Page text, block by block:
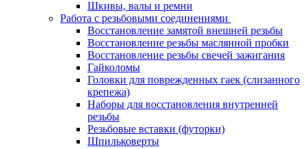
Шкивы, валы и ремни
Работа с резьбовыми соединениями
Восстановление замятой внешней резьбы
Восстановление резьбы маслянной пробки
Восстановление резьбы свечей зажигания
Гайколомы
Головки для поврежденных гаек (слизанного
крепежа)
Наборы для восстановления внутренней
резьбы
Резьбовые вставки (футорки)
Шпильковерты